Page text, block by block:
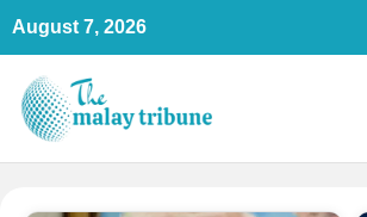
Skip
content
August 7, 2026